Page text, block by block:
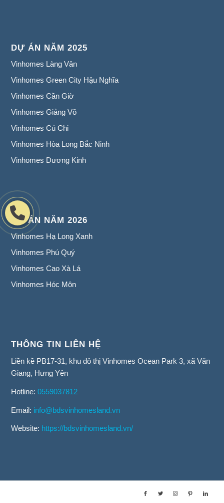
DỰ ÁN NĂM 2025
Vinhomes Làng Vân
Vinhomes Green City Hậu Nghĩa
Vinhomes Cần Giờ
Vinhomes Giảng Võ
Vinhomes Củ Chi
Vinhomes Hòa Long Bắc Ninh
Vinhomes Dương Kinh
DỰ ÁN NĂM 2026
Vinhomes Hạ Long Xanh
Vinhomes Phú Quý
Vinhomes Cao Xà Lá
Vinhomes Hóc Môn
THÔNG TIN LIÊN HỆ
Liền kề PB17-31, khu đô thị Vinhomes Ocean Park 3, xã Văn
Giang, Hưng Yên
Hotline:0559037812
Email: info@bdsvinhomesland.vn
Website: https://bdsvinhomesland.vn/